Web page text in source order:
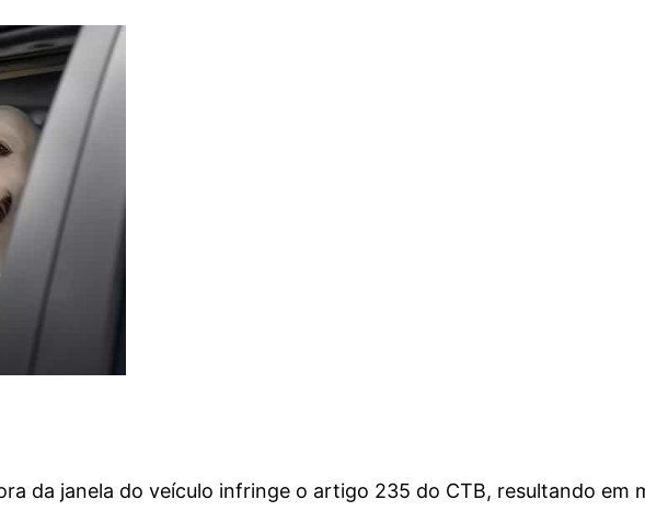
da janela do veículo infringe o artigo 235 do CTB, resultando em